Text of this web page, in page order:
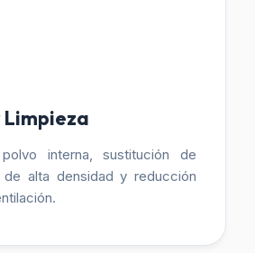
Limpieza
interna, sustitución de
alta densidad y reducción